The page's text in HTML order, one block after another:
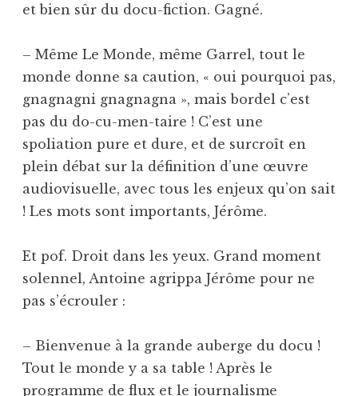
et bien sûr du docu-fiction. Gagné.
– Même Le Monde, même Garrel, tout le
monde donne sa caution, « oui pourquoi pas,
gnagnagni gnagnagna », mais bordel c’est
pas du do-cu-men-taire ! C’est une
spoliation pure et dure, et de surcroît en
plein débat sur la définition d’une œuvre
audiovisuelle, avec tous les enjeux qu’on sait
! Les mots sont importants, Jérôme.
Et pof. Droit dans les yeux. Grand moment
solennel, Antoine agrippa Jérôme pour ne
pas s’écrouler :
– Bienvenue à la grande auberge du docu !
Tout le monde y a sa table ! Après le
programme de flux et le journalisme